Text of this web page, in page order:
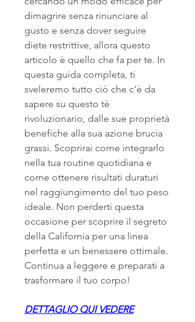
dimagrire senza rinunciare al
gusto e senza dover seguire
diete restrittive, allora questo
articolo è quello che fa per te. In
questa guida completa, ti
sveleremo tutto ciò che c'è da
sapere su questo tè
rivoluzionario, dalle sue proprietà
benefiche alla sua azione brucia
grassi. Scoprirai come integrarlo
nella tua routine quotidiana e
come ottenere risultati duraturi
nel raggiungimento del tuo peso
ideale. Non perderti questa
occasione per scoprire il segreto
della California per una linea
perfetta e un benessere ottimale.
Continua a leggere e preparati a
trasformare il tuo corpo!
DETTAGLIO QUI VEDERE